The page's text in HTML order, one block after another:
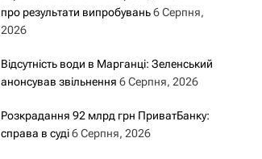
про результати випробувань 6 Серпня,
2026
Відсутність води в Марганці: Зеленський
анонсував звільнення 6 Серпня, 2026
Розкрадання 92 млрд грн ПриватБанку:
справа в суді 6 Серпня, 2026